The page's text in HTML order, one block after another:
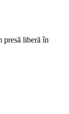
presă liberă în